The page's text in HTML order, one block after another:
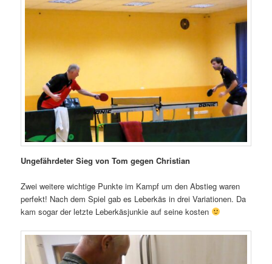
Ungefährdeter Sieg von Tom gegen Christian
Zwei weitere wichtige Punkte im Kampf um den Abstieg waren
perfekt! Nach dem Spiel gab es Leberkäs in drei Variationen. Da
kam sogar der letzte Leberkäsjunkie auf seine kosten